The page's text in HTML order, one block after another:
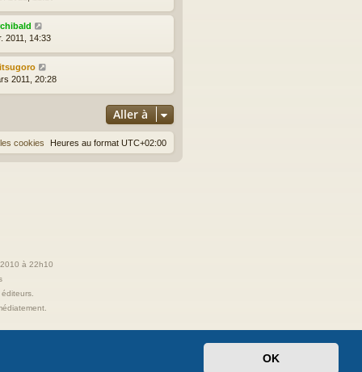
OK
2011, 14:33
2011, 20:28
Aller à
Heures au format UTC+02:00
cookies
à 22h10